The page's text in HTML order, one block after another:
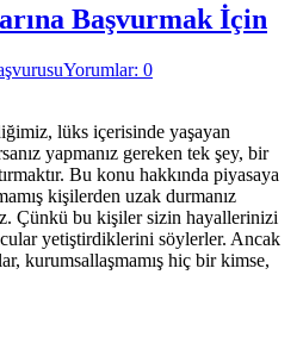
Başvurmak İçin
Yorumlar: 0
lüks içerisinde yaşayan
yapmanız gereken tek şey, bir
Bu konu hakkında piyasaya
kişilerden uzak durmanız
Çünkü bu kişiler sizin hayallerinizi
yetiştirdiklerini söylerler. Ancak
kurumsallaşmamış hiç bir kimse,